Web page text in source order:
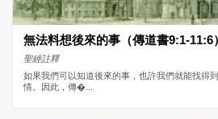
無法料想後來的事（傳道書9:1-11:6）
聖經註釋
如果我們可以知道後來的事，也許我們就能找得
情。因此，傳�...